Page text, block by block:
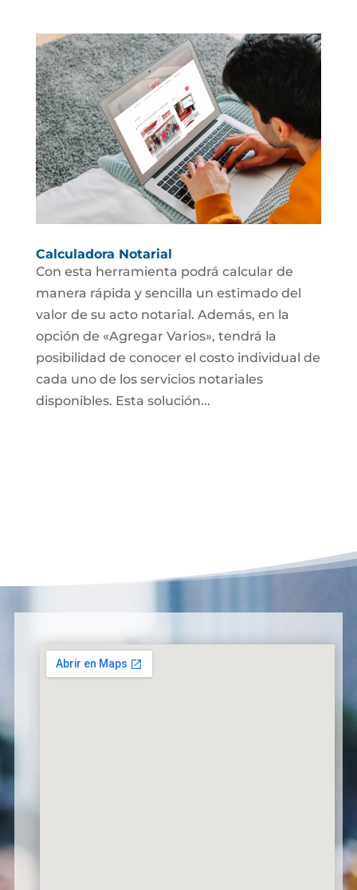
Calculadora Notarial
Con esta herramienta podrá calcular de
manera rápida y sencilla un estimado del
valor de su acto notarial. Además, en la
opción de «Agregar Varios», tendrá la
posibilidad de conocer el costo individual de
cada uno de los servicios notariales
disponibles. Esta solución...